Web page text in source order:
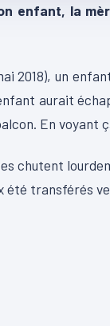
enfant, la
2018), un
aurait
En voyant
chutent
été transférés